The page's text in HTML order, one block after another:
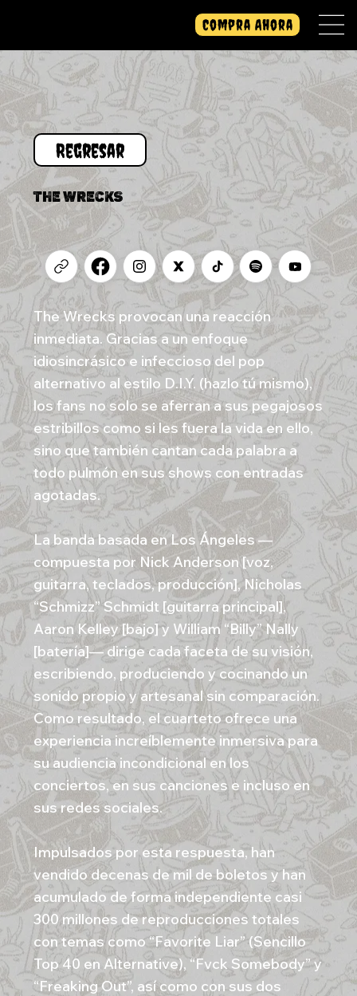
Compra Ahora
Regresar
THE WRECKS
The Wrecks provocan una reacción
inmediata. Gracias a un enfoque
idiosincrásico e infeccioso del pop
alternativo al estilo D.I.Y. (hazlo tú mismo),
los fans no solo se aferran a sus pegajosos
estribillos como si les fuera la vida en ello,
sino que también cantan cada palabra a
todo pulmón en sus shows con entradas
agotadas.
La banda basada en Los Ángeles —
compuesta por Nick Anderson [voz,
guitarra, teclados, producción], Nicholas
“Schmizz” Schmidt [guitarra principal],
Aaron Kelley [bajo] y William “Billy” Nally
[batería]— dirige cada faceta de su visión,
escribiendo, produciendo y cocinando un
sonido propio y artesanal sin comparación.
Como resultado, el cuarteto ofrece una
experiencia increíblemente inmersiva para
su audiencia incondicional en los
conciertos, en sus canciones e incluso en
sus redes sociales.
Impulsados por esta respuesta, han
vendido decenas de mil de boletos y han
acumulado de forma independiente casi
300 millones de reproducciones totales
con temas como “Favorite Liar” (Sencillo
Top 40 en Alternative), “Fvck Somebody” y
“Freaking Out”, así como con sus dos